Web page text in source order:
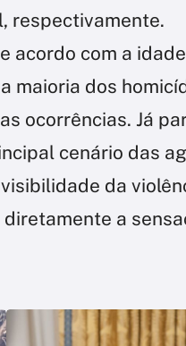
respectivamente.
acordo com a
maioria dos
ocorrências. Já
cenário das
da
a